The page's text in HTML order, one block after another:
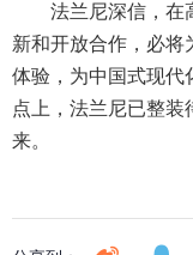
法兰尼深信，在
新和开放合作，必将
体验，为中国式现代
点上，法兰尼已整装
来。